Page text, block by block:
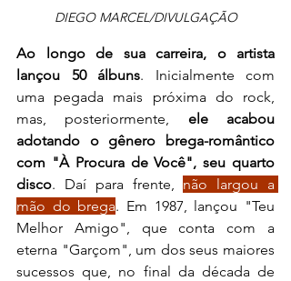
DIEGO MARCEL/DIVULGAÇÃO
Ao longo de sua carreira, o artista
lançou 50 álbuns. Inicialmente com
uma pegada mais próxima do rock,
mas, posteriormente, ele acabou
adotando o gênero brega-romântico
com "À Procura de Você", seu quarto
disco. Daí para frente, não largou a
mão do brega. Em 1987, lançou "Teu
Melhor Amigo", que conta com a
eterna "Garçom", um dos seus maiores
sucessos que, no final da década de